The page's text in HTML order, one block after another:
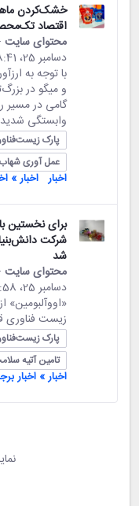
خشک‌کردن
اقتصاد
محتوای سایت
دسامبر 25،‏ 8:41
با توجه به
و میگو در
گامی در مسیر
وابستگی
پارک
عمل آوری
اخبار اخبار »
برای نخستین
شرکت
شد
محتوای سایت
دسامبر 25،‏ 12:58
زیست فناوری
پارک
تامین آتیه
اخبار » اخبار
نمایش ۱ -